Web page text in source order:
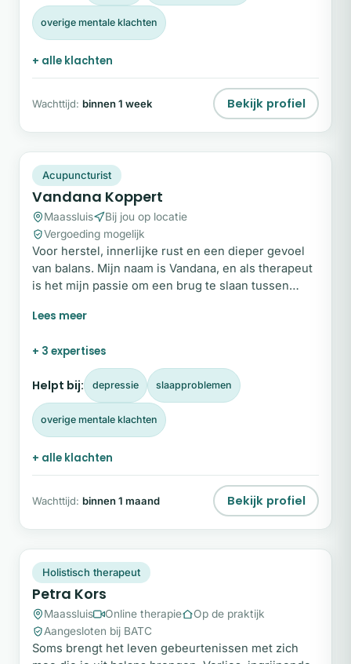
overige mentale klachten
+ alle klachten
Wachttijd: binnen 1 week Bekijk profiel
Plek beschikbaar
Acupuncturist
Vandana Koppert
Maassluis
Bij jou op locatie
Vergoeding mogelijk
Voor herstel, innerlijke rust en een dieper gevoel
van balans. Mijn naam is Vandana, en als therapeut
is het mijn passie om een brug te slaan tussen
volwassenen die vastlopen door stress, angsten,
trauma. Mijn missie is om een veilige ruimte te
bieden waarin jij de weg terug kunt vinden naar
innerlijke balans en veerkracht.
+ 3 expertises
Helpt bij: depressie slaapproblemen
overige mentale klachten
+ alle klachten
Wachttijd: binnen 1 maand Bekijk profiel
Plek beschikbaar
Holistisch therapeut
Petra Kors
Maassluis Online therapie
Op de praktijk
Aangesloten bij BATC
Soms brengt het leven gebeurtenissen met zich